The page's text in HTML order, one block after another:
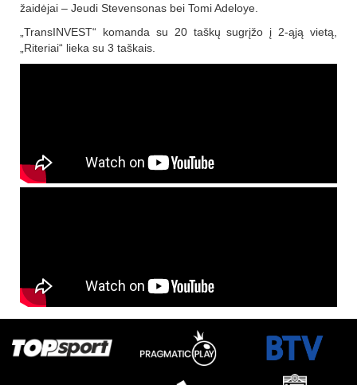
žaidėjai – Jeudi Stevensonas bei Tomi Adeloye.
„TransINVEST“ komanda su 20 taškų sugrįžo į 2-ąją vietą,
„Riteriai“ lieka su 3 taškais.